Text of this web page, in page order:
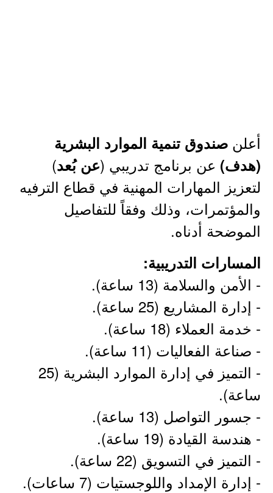
أعلن صندوق تنمية الموارد البشرية
(هدف) عن برنامج تدريبي (عن بُعد)
لتعزيز المهارات المهنية في قطاع الترفيه
والمؤتمرات، وذلك وفقاً للتفاصيل
الموضحة أدناه.
المسارات التدريبية:
- الأمن والسلامة (13 ساعة).
- إدارة المشاريع (25 ساعة).
- خدمة العملاء (18 ساعة).
- صناعة الفعاليات (11 ساعة).
- التميز في إدارة الموارد البشرية (25
ساعة).
- جسور التواصل (13 ساعة).
- هندسة القيادة (19 ساعة).
- التميز في التسويق (22 ساعة).
- إدارة الإمداد واللوجستيات (7 ساعات).